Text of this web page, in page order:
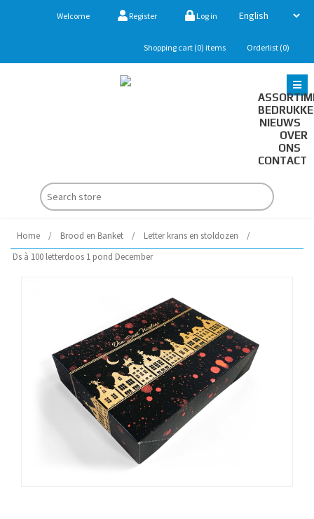
Welcome Register Log in
Shopping cart (0) items Orderlist (0)
NIEUWS
OVER
ONS
CONTACT
Home / Brood en Banket / Letter krans en stoldozen
/
Ds à 100 letterdoos 1 pond December